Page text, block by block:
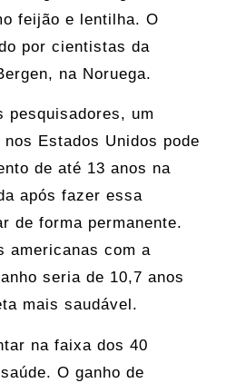
feijão e lentilha. O
por cientistas da
na Noruega.
pesquisadores, um
Estados Unidos pode
de até 13 anos na
após fazer essa
de forma permanente.
americanas com a
seria de 10,7 anos
mais saudável.
na faixa dos 40
O ganho de